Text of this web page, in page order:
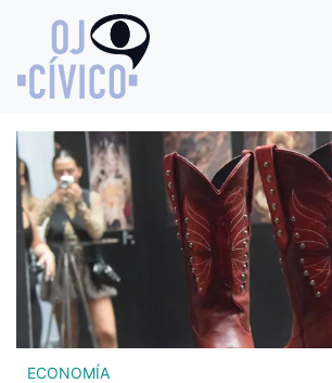
Archivo de etiquetas:
Exportación calzado
ECONOMÍA